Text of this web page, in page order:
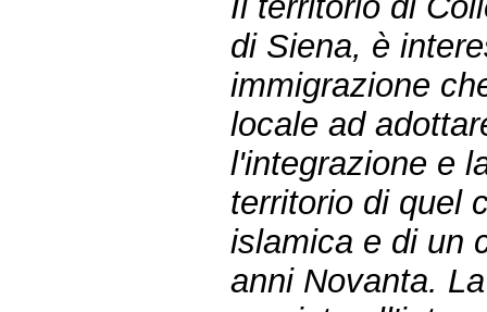
di Siena, è
immigrazione
locale ad
l'integrazione e
territorio di quel
islamica e di un
anni Novanta.